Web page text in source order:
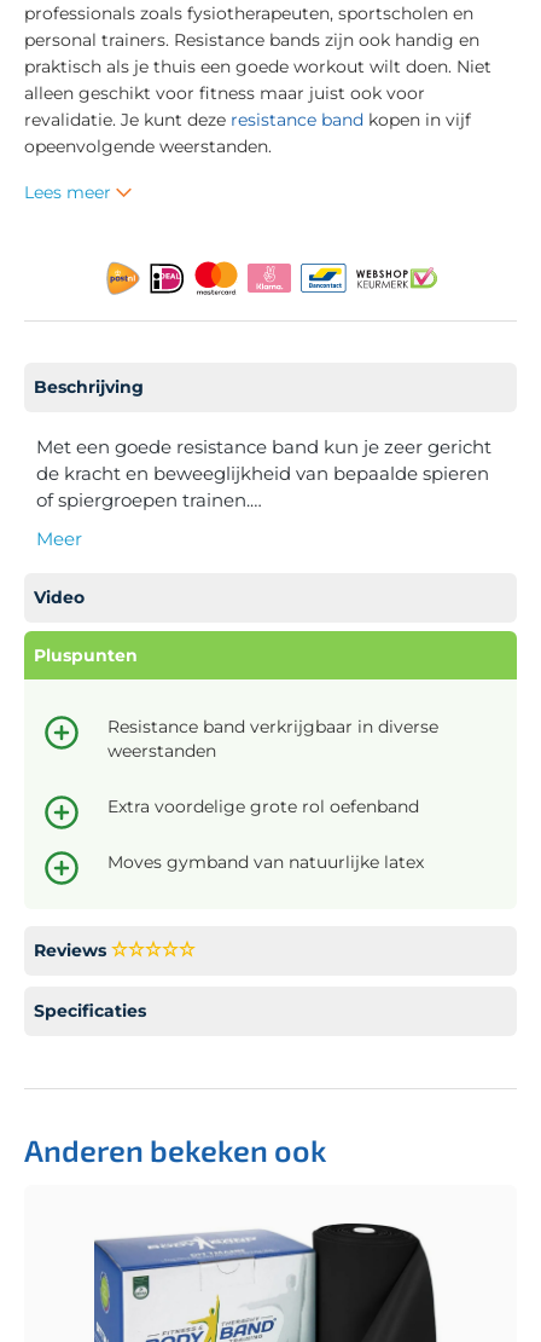
professionals zoals fysiotherapeuten, sportscholen en
personal trainers. Resistance bands zijn ook handig en
praktisch als je thuis een goede workout wilt doen. Niet
alleen geschikt voor fitness maar juist ook voor
revalidatie. Je kunt deze resistance band kopen in vijf
opeenvolgende weerstanden.
Lees meer
Beschrijving
Met een goede resistance band kun je zeer gericht
de kracht en beweeglijkheid van bepaalde spieren
of spiergroepen trainen.…
Meer
Video
Pluspunten
Resistance band verkrijgbaar in diverse
weerstanden
Extra voordelige grote rol oefenband
Moves gymband van natuurlijke latex
Reviews
Specificaties
Anderen bekeken ook